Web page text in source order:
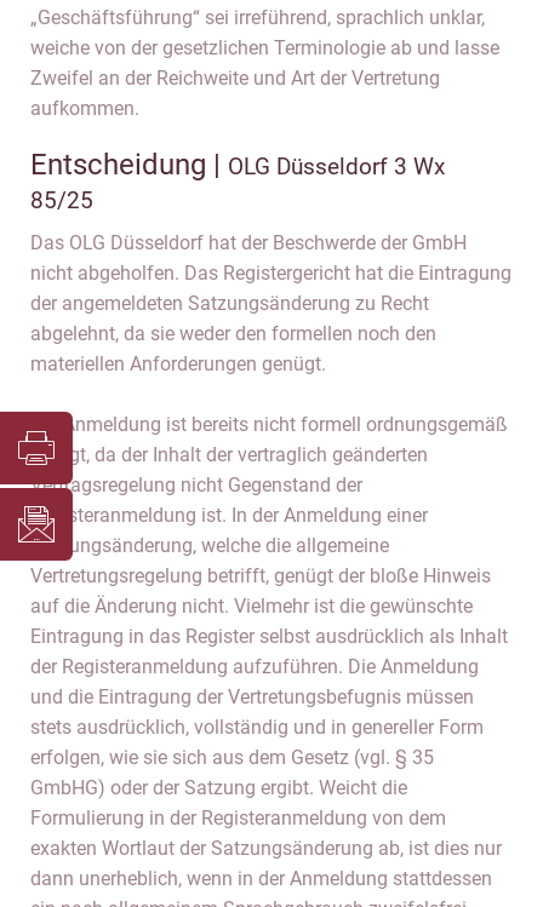
„Geschäftsführung“ sei irreführend, sprachlich unklar,
weiche von der gesetzlichen Terminologie ab und lasse
Zweifel an der Reichweite und Art der Vertretung
aufkommen.
Entscheidung | OLG Düsseldorf 3 Wx
85/25
Das OLG Düsseldorf hat der Beschwerde der GmbH
nicht abgeholfen. Das Registergericht hat die Eintragung
der angemeldeten Satzungsänderung zu Recht
abgelehnt, da sie weder den formellen noch den
materiellen Anforderungen genügt.
Die Anmeldung ist bereits nicht formell ordnungsgemäß
erfolgt, da der Inhalt der vertraglich geänderten
Vertragsregelung nicht Gegenstand der
Registeranmeldung ist. In der Anmeldung einer
Satzungsänderung, welche die allgemeine
Vertretungsregelung betrifft, genügt der bloße Hinweis
auf die Änderung nicht. Vielmehr ist die gewünschte
Eintragung in das Register selbst ausdrücklich als Inhalt
der Registeranmeldung aufzuführen. Die Anmeldung
und die Eintragung der Vertretungsbefugnis müssen
stets ausdrücklich, vollständig und in genereller Form
erfolgen, wie sie sich aus dem Gesetz (vgl. § 35
GmbHG) oder der Satzung ergibt. Weicht die
Formulierung in der Registeranmeldung von dem
exakten Wortlaut der Satzungsänderung ab, ist dies nur
dann unerheblich, wenn in der Anmeldung stattdessen